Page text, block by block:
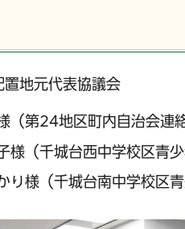
地元代表協議会
（第24地区町内自治会連
様（千城台西中学校区青
り様（千城台南中学校区